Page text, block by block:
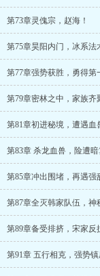
第73章灵傀宗，赵海！
第75章昊阳内门，冰系法
第77章强势获胜，勇得第
第79章密林之中，家族齐
第81章初进秘境，遭遇血
第83章 杀龙血兽，险遭暗
第85章冲出围堵，再遇强
第87章全灭韩家队伍，神
第89章备受排挤，宋家反
第91章 五行相克，强势镇